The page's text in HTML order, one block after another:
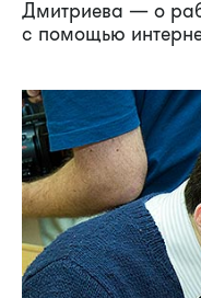
Дмитриева — о
с помощью